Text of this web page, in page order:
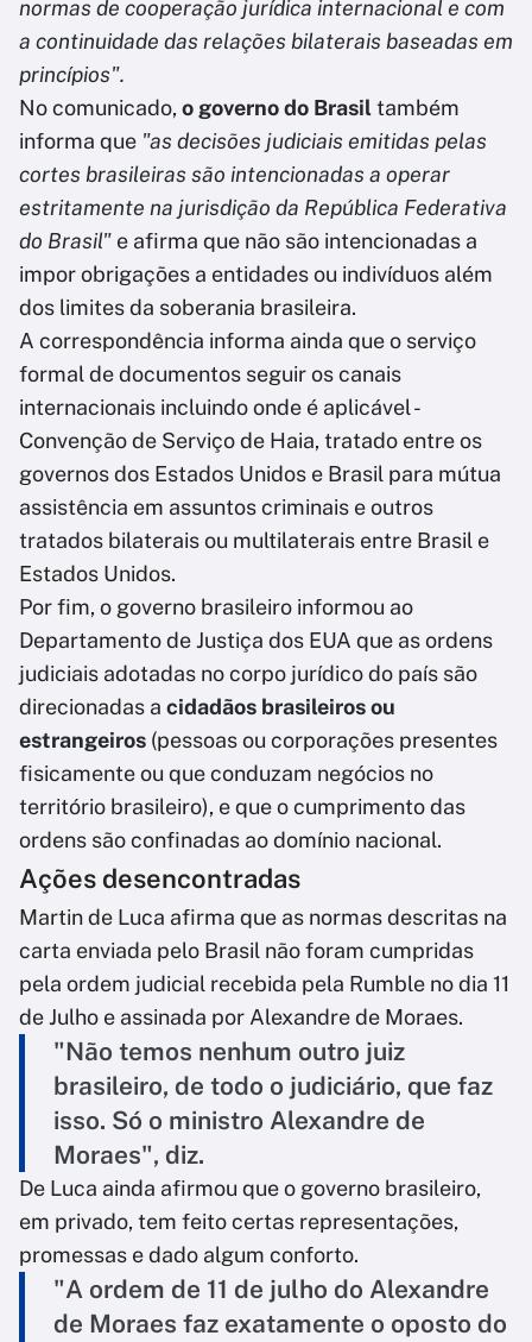
normas de cooperação jurídica internacional e com
a continuidade das relações bilaterais baseadas em
princípios".
No comunicado, o governo do Brasiltambém
informa que "as decisões judiciais emitidas pelas
cortes brasileiras são intencionadas a operar
estritamente na jurisdição da República Federativa
do Brasil" e afirma que não são intencionadas a
impor obrigações a entidades ou indivíduos além
dos limites da soberania brasileira.
A correspondência informa ainda que o serviço
formal de documentos seguir os canais
internacionais incluindo onde é aplicável -
Convenção de Serviço de Haia, tratado entre os
governos dos Estados Unidos e Brasil para mútua
assistência em assuntos criminais e outros
tratados bilaterais ou multilaterais entre Brasil e
Estados Unidos.
Por fim, o governo brasileiro informou ao
Departamento de Justiça dos EUA que as ordens
judiciais adotadas no corpo jurídico do país são
direcionadas a cidadãos brasileiros ou
estrangeiros (pessoas ou corporações presentes
fisicamente ou que conduzam negócios no
território brasileiro), e que o cumprimento das
ordens são confinadas ao domínio nacional.
Ações desencontradas
Martin de Luca afirma que as normas descritas na
carta enviada pelo Brasil não foram cumpridas
pela ordem judicial recebida pela Rumble no dia 11
de Julho e assinada por Alexandre de Moraes.
"Não temos nenhum outro juiz
brasileiro, de todo o judiciário, que faz
isso. Só o ministro Alexandre de
Moraes", diz.
De Luca ainda afirmou que o governo brasileiro,
em privado, tem feito certas representações,
promessas e dado algum conforto.
"A ordem de 11 de julho do Alexandre
de Moraes faz exatamente o oposto do